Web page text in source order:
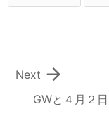
GWと４月２

Next